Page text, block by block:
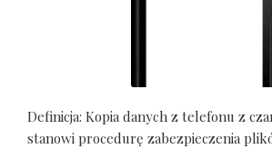
Definicja: Kopia danych z telefonu z
stanowi procedurę zabezpieczenia